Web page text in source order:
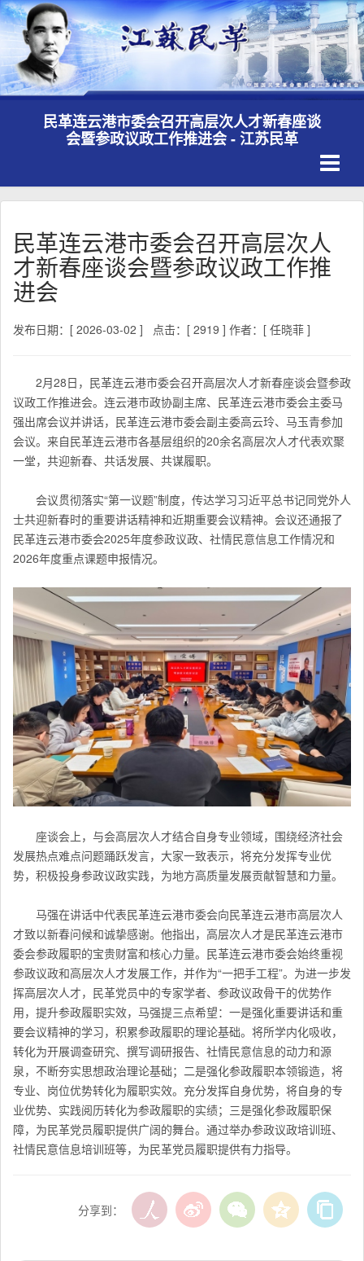
民革连云港市委会召开高层次人才新春座谈
会暨参政议政工作推进会 - 江苏民革
民革连云港市委会召开高层次人
才新春座谈会暨参政议政工作推
进会
发布日期：[ 2026-03-02 ] 点击：[ 2919 ] 作者：[ 任晓菲 ]
2月28日，民革连云港市委会召开高层次人才新春座谈会暨参政
议政工作推进会。连云港市政协副主席、民革连云港市委会主委马
强出席会议并讲话，民革连云港市委会副主委高云玲、马玉青参加
会议。来自民革连云港市各基层组织的20余名高层次人才代表欢聚
一堂，共迎新春、共话发展、共谋履职。
会议贯彻落实“第一议题”制度，传达学习习近平总书记同党外人
士共迎新春时的重要讲话精神和近期重要会议精神。会议还通报了
民革连云港市委会2025年度参政议政、社情民意信息工作情况和
2026年度重点课题申报情况。
座谈会上，与会高层次人才结合自身专业领域，围绕经济社会
发展热点难点问题踊跃发言，大家一致表示，将充分发挥专业优
势，积极投身参政议政实践，为地方高质量发展贡献智慧和力量。
马强在讲话中代表民革连云港市委会向民革连云港市高层次人
才致以新春问候和诚挚感谢。他指出，高层次人才是民革连云港市
委会参政履职的宝贵财富和核心力量。民革连云港市委会始终重视
参政议政和高层次人才发展工作，并作为“一把手工程”。为进一步发
挥高层次人才， 民革党员中的专家学者、参政议政骨干的优势作
用，提升参政履职实效，马强提三点希望：一是强化重要讲话和重
要会议精神的学习，积累参政履职的理论基础。将所学内化吸收，
转化为开展调查研究、撰写调研报告、社情民意信息的动力和源
泉，不断夯实思想政治理论基础；二是强化参政履职本领锻造，将
专业、岗位优势转化为履职实效。充分发挥自身优势，将自身的专
业优势、实践阅历转化为参政履职的实绩；三是强化参政履职保
障，为民革党员履职提供广阔的舞台。通过举办参政议政培训班、
社情民意信息培训班等，为民革党员履职提供有力指导。
分享到：